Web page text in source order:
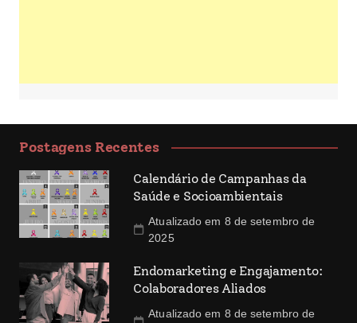
Postagens Recentes
Calendário de Campanhas da
Saúde e Socioambientais
Atualizado em 8 de setembro de
2025
Endomarketing e Engajamento:
Colaboradores Aliados
Atualizado em 8 de setembro de